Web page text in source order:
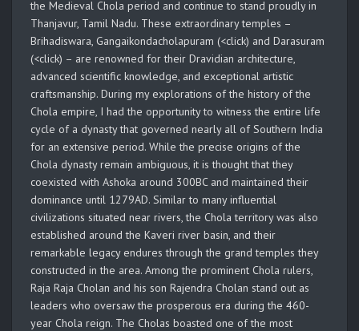
the Medieval Chola period and continue to stand proudly in
Thanjavur, Tamil Nadu. These extraordinary temples –
Brihadiswara, Gangaikondacholapuram (<click) and Darasuram
(<click) – are renowned for their Dravidian architecture,
advanced scientific knowledge, and exceptional artistic
craftsmanship. During my explorations of the history of the
Chola empire, I had the opportunity to witness the entire life
cycle of a dynasty that governed nearly all of Southern India
for an extensive period. While the precise origins of the
Chola dynasty remain ambiguous, it is thought that they
coexisted with Ashoka around 300BC and maintained their
dominance until 1279AD. Similar to many influential
civilizations situated near rivers, the Chola territory was also
established around the Kaveri river basin, and their
remarkable legacy endures through the grand temples they
constructed in the area. Among the prominent Chola rulers,
Raja Raja Cholan and his son Rajendra Cholan stand out as
leaders who oversaw the prosperous era during the 460-
year Chola reign. The Cholas boasted one of the most